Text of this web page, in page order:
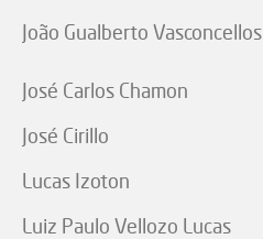
João Gualberto Vasconcellos
José Carlos Chamon
José Cirillo
Lucas Izoton
Luiz Paulo Vellozo Lucas